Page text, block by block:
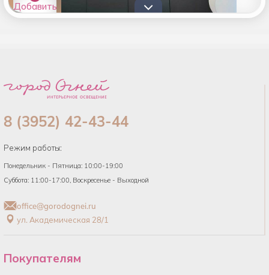
Добавить
товары в
8 (3952) 42-43-44
Режим работы:
Понедельник - Пятница: 10:00-19:00
Суббота: 11:00-17:00, Воскресенье - Выходной
office@gorodognei.ru
ул. Академическая 28/1
Покупателям